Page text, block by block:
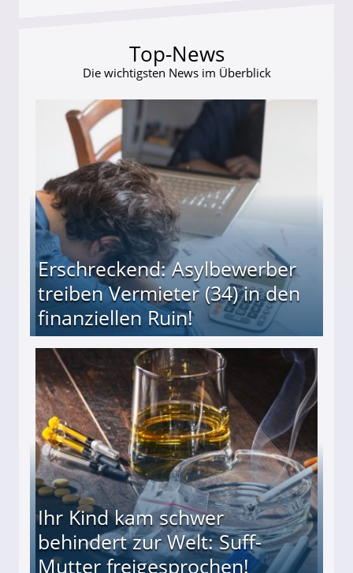
Top-News
Die wichtigsten News im Überblick
Erschreckend: Asylbewerber
treiben Vermieter (34) in den
finanziellen Ruin!
(34) in den finanziellen Ruin!
Ihr Kind kam schwer
behindert zur Welt: Suff-
Mutter freigesprochen!